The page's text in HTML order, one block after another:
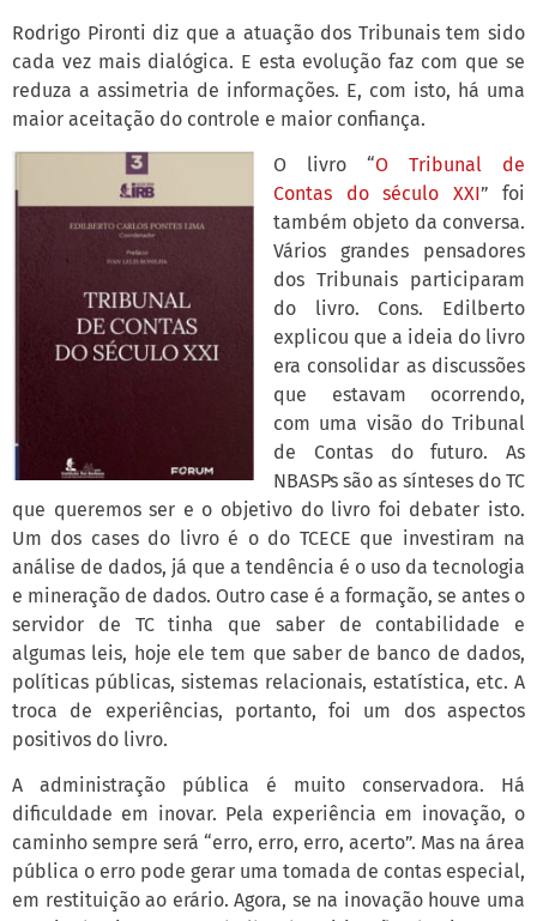
Rodrigo Pironti diz que a atuação dos Tribunais tem sido
cada vez mais dialógica. E esta evolução faz com que se
reduza a assimetria de informações. E, com isto, há uma
maior aceitação do controle e maior confiança.
O livro “O Tribunal de
Contas do século XXI” foi
também objeto da conversa.
Vários grandes pensadores
dos Tribunais participaram
do livro. Cons. Edilberto
explicou que a ideia do livro
era consolidar as discussões
que estavam ocorrendo,
com uma visão do Tribunal
de Contas do futuro. As
NBASPs são as sínteses do TC
que queremos ser e o objetivo do livro foi debater isto.
Um dos cases do livro é o do TCECE que investiram na
análise de dados, já que a tendência é o uso da tecnologia
e mineração de dados. Outro case é a formação, se antes o
servidor de TC tinha que saber de contabilidade e
algumas leis, hoje ele tem que saber de banco de dados,
políticas públicas, sistemas relacionais, estatística, etc. A
troca de experiências, portanto, foi um dos aspectos
positivos do livro.
A administração pública é muito conservadora. Há
dificuldade em inovar. Pela experiência em inovação, o
caminho sempre será “erro, erro, erro, acerto”. Mas na área
pública o erro pode gerar uma tomada de contas especial,
em restituição ao erário. Agora, se na inovação houve uma